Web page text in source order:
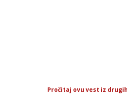
Pročitaj ovu vest iz